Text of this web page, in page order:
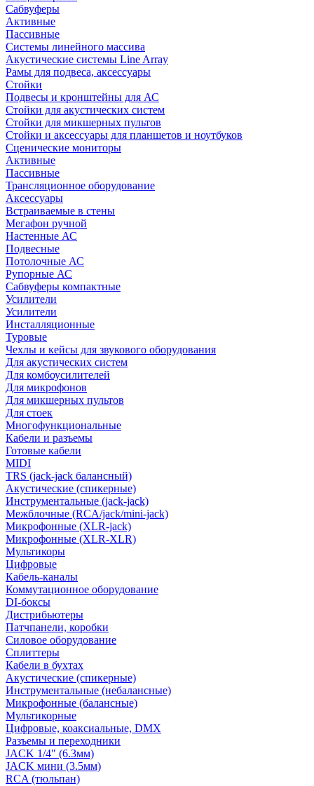
Сабвуферы
Активные
Пассивные
Системы линейного массива
Акустические системы Line Array
Рамы для подвеса, аксессуары
Стойки
Подвесы и кронштейны для АС
Стойки для акустических систем
Стойки для микшерных пультов
Стойки и аксессуары для планшетов и ноутбуков
Сценические мониторы
Активные
Пассивные
Трансляционное оборудование
Аксессуары
Встраиваемые в стены
Мегафон ручной
Настенные АС
Подвесные
Потолочные АС
Рупорные АС
Сабвуферы компактные
Усилители
Усилители
Инсталляционные
Туровые
Чехлы и кейсы для звукового оборудования
Для акустических систем
Для комбоусилителей
Для микрофонов
Для микшерных пультов
Для стоек
Многофункциональные
Кабели и разъемы
Готовые кабели
MIDI
TRS (jack-jack балансный)
Акустические (спикерные)
Инструментальные (jack-jack)
Межблочные (RCA/jack/mini-jack)
Микрофонные (XLR-jack)
Микрофонные (XLR-XLR)
Мультикоры
Цифровые
Кабель-каналы
Коммутационное оборудование
DI-боксы
Дистрибьютеры
Патчпанели, коробки
Силовое оборудование
Сплиттеры
Кабели в бухтах
Акустические (спикерные)
Инструментальные (небалансные)
Микрофонные (балансные)
Мультикорные
Цифровые, коаксиальные, DMX
Разъемы и переходники
JACK 1/4" (6.3мм)
JACK мини (3.5мм)
RCA (тюльпан)